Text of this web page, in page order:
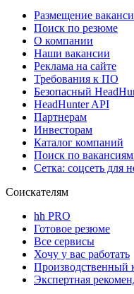
Размещение
Поиск по резюме
О компании
Наши вакансии
Реклама на сайте
Требования к ПО
Безопасный
HeadHunter API
Партнерам
Инвесторам
Каталог компаний
Поиск по вакансиям
Сетка: соцсеть для
Соискателям
hh PRO
Готовое резюме
Все сервисы
Хочу у вас работать
Производственный
Экспертная